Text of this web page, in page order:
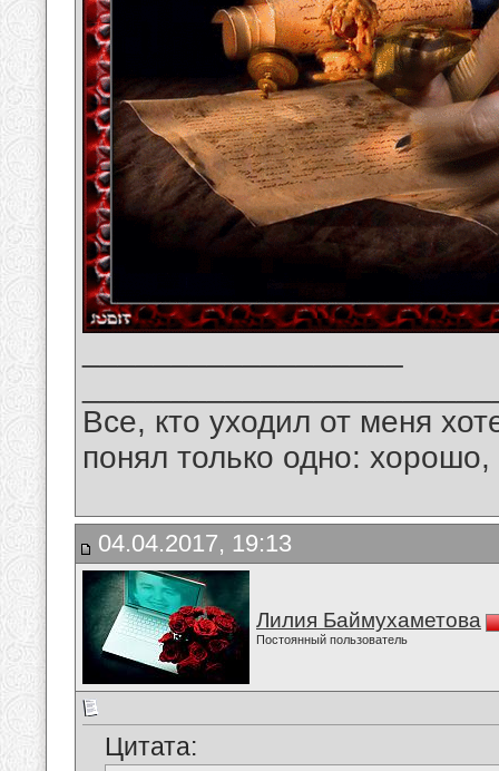
Все, кто уходил от меня
понял только одно:
04.04.2017, 19:13
Лилия Баймухаметова
Постоянный пользователь
Цитата: